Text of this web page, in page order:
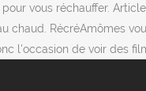
vous réchauffer.
RécréAmômes
l'occasion de voir des